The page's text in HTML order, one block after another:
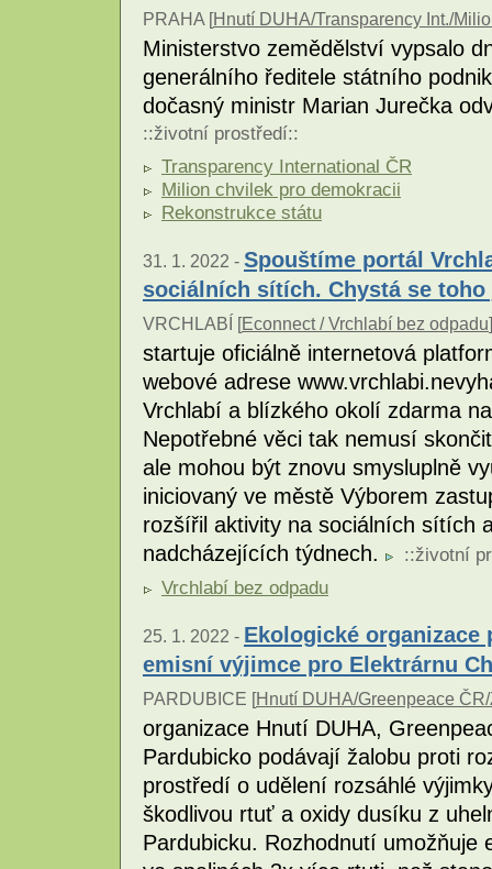
PRAHA [Hnutí DUHA/Transparency Int./
Ministerstvo zemědělství vypsalo
generálního ředitele státního
dočasný ministr Marian Jurečka
::životní prostředí::
Transparency International ČR
Milion chvilek pro demokracii
Rekonstrukce státu
31. 1. 2022 - Spouštíme portál
sociálních sítích. Chystá se
VRCHLABÍ [Econnect / Vrchlabí bez odpadu
startuje oficiálně internetová
webové adrese
Vrchlabí a blízkého okolí zdarma
Nepotřebné věci tak nemusí
ale mohou být znovu smysluplně
iniciovaný ve městě Výborem
rozšířil aktivity na sociálních sítích
nadcházejících týdnech.
::životní
Vrchlabí bez odpadu
25. 1. 2022 - Ekologické organizace
emisní výjimce pro Elektrárnu
PARDUBICE [Hnutí DUHA/Greenpeace
organizace Hnutí DUHA,
Pardubicko podávají žalobu proti
prostředí o udělení rozsáhlé
škodlivou rtuť a oxidy dusíku z
Pardubicku. Rozhodnutí umožňuje